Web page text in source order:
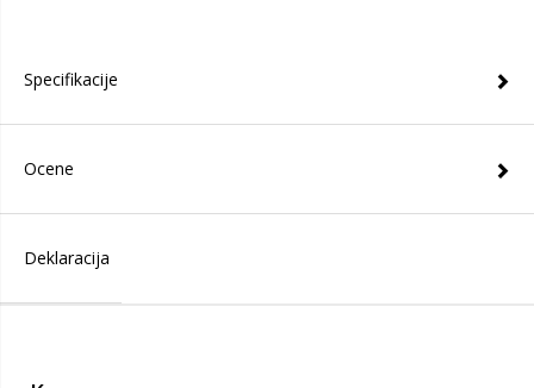
Specifikacije
Ocene
Deklaracija